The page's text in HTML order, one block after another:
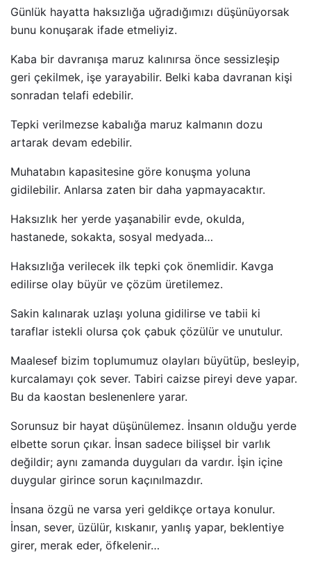
Günlük hayatta haksızlığa uğradığımızı düşünüyorsak
bunu konuşarak ifade etmeliyiz.
Kaba bir davranışa maruz kalınırsa önce sessizleşip
geri çekilmek, işe yarayabilir. Belki kaba davranan kişi
sonradan telafi edebilir.
Tepki verilmezse kabalığa maruz kalmanın dozu
artarak devam edebilir.
Muhatabın kapasitesine göre konuşma yoluna
gidilebilir. Anlarsa zaten bir daha yapmayacaktır.
Haksızlık her yerde yaşanabilir evde, okulda,
hastanede, sokakta, sosyal medyada…
Haksızlığa verilecek ilk tepki çok önemlidir. Kavga
edilirse olay büyür ve çözüm üretilemez.
Sakin kalınarak uzlaşı yoluna gidilirse ve tabii ki
taraflar istekli olursa çok çabuk çözülür ve unutulur.
Maalesef bizim toplumumuz olayları büyütüp, besleyip,
kurcalamayı çok sever. Tabiri caizse pireyi deve yapar.
Bu da kaostan beslenenlere yarar.
Sorunsuz bir hayat düşünülemez. İnsanın olduğu yerde
elbette sorun çıkar. İnsan sadece bilişsel bir varlık
değildir; aynı zamanda duyguları da vardır. İşin içine
duygular girince sorun kaçınılmazdır.
İnsana özgü ne varsa yeri geldikçe ortaya konulur.
İnsan, sever, üzülür, kıskanır, yanlış yapar, beklentiye
girer, merak eder, öfkelenir…